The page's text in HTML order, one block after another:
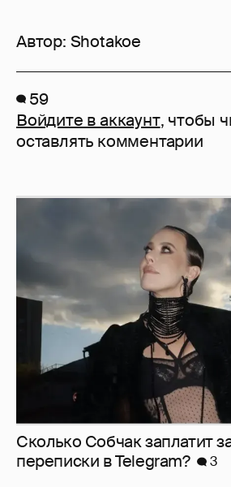
Автор: Shotakoe
59
Войдите в аккаунт, чтобы
оставлять комментарии
Сколько Собчак заплатит
перeписки в Telegram?
3